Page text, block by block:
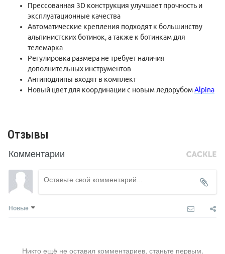
Прессованная 3D конструкция улучшает прочность и
эксплуатационные качества
Автоматические крепления подходят к большинству
альпинистских ботинок, а также к ботинкам для
телемарка
Регулировка размера не требует наличия
дополнительных инструментов
Антиподлипы входят в комплект
Новый цвет для координации с новым ледорубомAlpina
Отзывы
Комментарии
Новые
Никто ещё не оставил комментариев, станьте первым.